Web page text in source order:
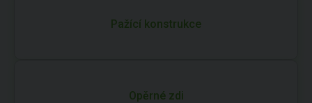
Pažící konstrukce
Opěrné zdi